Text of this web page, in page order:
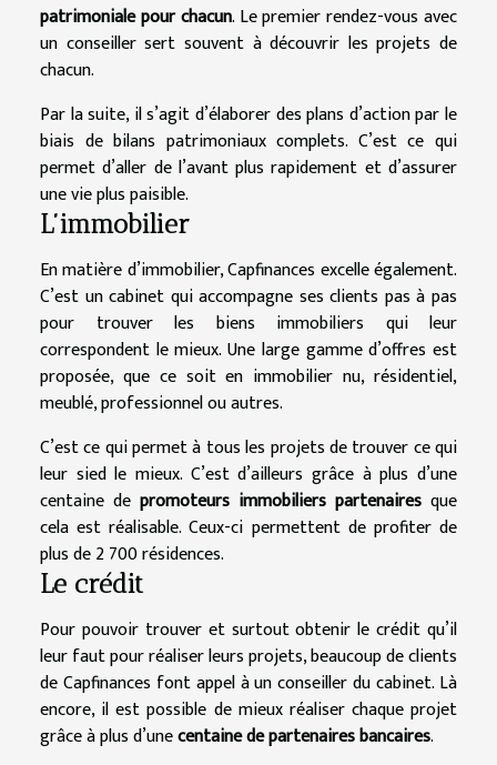
patrimoniale pour chacun. Le premier rendez-vous avec
un conseiller sert souvent à découvrir les projets de
chacun.
Par la suite, il s’agit d’élaborer des plans d’action par le
biais de bilans patrimoniaux complets. C’est ce qui
permet d’aller de l’avant plus rapidement et d’assurer
une vie plus paisible.
L’immobilier
En matière d’immobilier, Capfinances excelle également.
C’est un cabinet qui accompagne ses clients pas à pas
pour trouver les biens immobiliers qui leur
correspondent le mieux. Une large gamme d’offres est
proposée, que ce soit en immobilier nu, résidentiel,
meublé, professionnel ou autres.
C’est ce qui permet à tous les projets de trouver ce qui
leur sied le mieux. C’est d’ailleurs grâce à plus d’une
centaine de promoteurs immobiliers partenaires que
cela est réalisable. Ceux-ci permettent de profiter de
plus de 2 700 résidences.
Le crédit
Pour pouvoir trouver et surtout obtenir le crédit qu’il
leur faut pour réaliser leurs projets, beaucoup de clients
de Capfinances font appel à un conseiller du cabinet. Là
encore, il est possible de mieux réaliser chaque projet
grâce à plus d’unecentaine de partenaires bancaires.